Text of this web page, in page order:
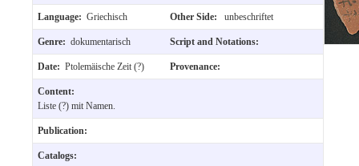
Language: Griechisch Other Side: unbeschriftet
Genre: dokumentarisch Script and Notations:
Date: Ptolemäische Zeit (?) Provenance:
Content:
Liste (?) mit Namen.
Publication:
Catalogs: